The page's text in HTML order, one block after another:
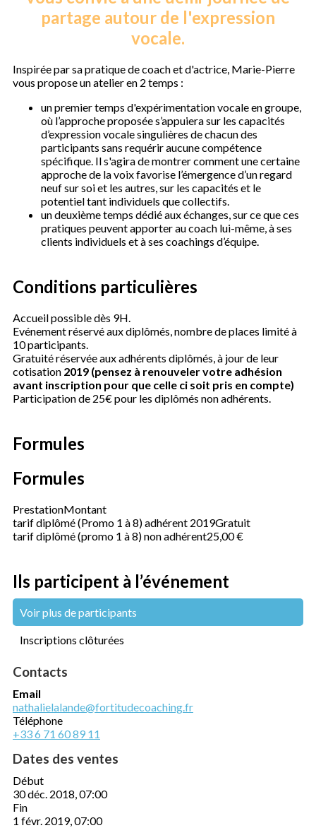
partage autour de l'expression
vocale.
Inspirée par sa pratique de coach et d'actrice, Marie-Pierre
vous propose un atelier en 2 temps :
un premier temps d'expérimentation vocale en groupe,
où l’approche proposée s’appuiera sur les capacités
d’expression vocale singulières de chacun des
participants sans requérir aucune compétence
spécifique. Il s'agira de montrer comment une certaine
approche de la voix favorise l’émergence d’un regard
neuf sur soi et les autres, sur les capacités et le
potentiel tant individuels que collectifs.
un deuxième temps dédié aux échanges, sur ce que ces
pratiques peuvent apporter au coach lui-même, à ses
clients individuels et à ses coachings d’équipe.
Conditions particulières
Accueil possible dès 9H.
Evénement réservé aux diplômés, nombre de places limité à
10 participants.
Gratuité réservée aux adhérents diplômés, à jour de leur
cotisation 2019 (pensez à renouveler votre adhésion
avant inscription pour que celle ci soit pris en compte)
Participation de 25€ pour les diplômés non adhérents.
Formules
Formules
PrestationMontant
tarif diplômé (Promo 1 à 8) adhérent 2019Gratuit
tarif diplômé (promo 1 à 8) non adhérent25,00 €
Ils participent à l’événement
Voir plus de participants
Inscriptions clôturées
Contacts
Email
nathalielalande@fortitudecoaching.fr
Téléphone
+33 6 71 60 89 11
Dates des ventes
Début
30 déc. 2018, 07:00
Fin
1 févr. 2019, 07:00